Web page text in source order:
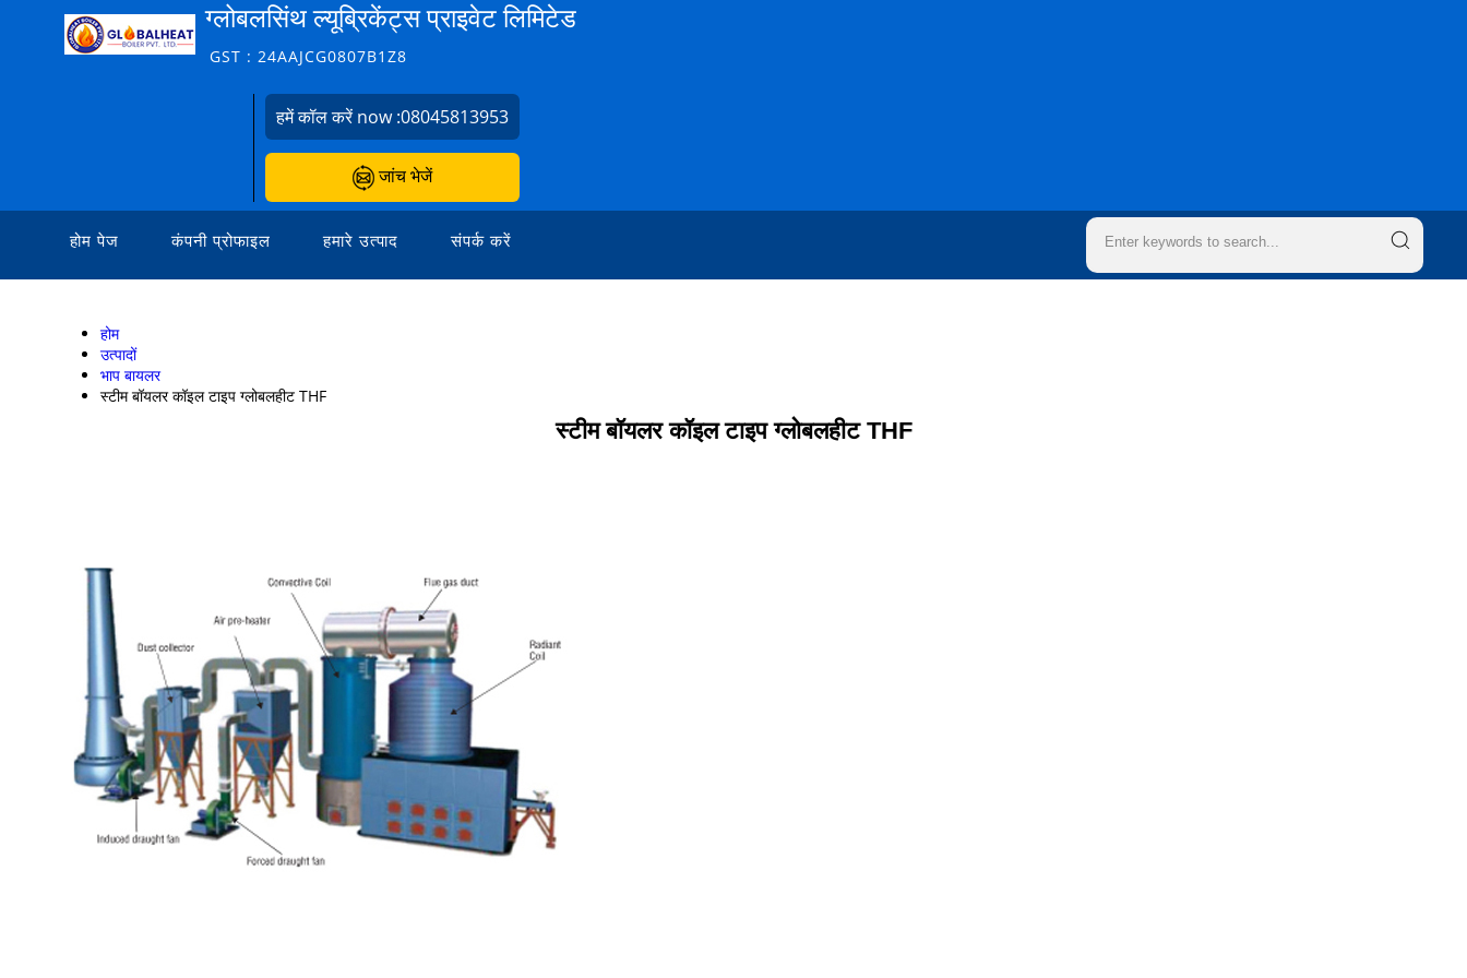
ग्लोबलसिंथ ल्यूब्रिकेंट्स प्राइवेट लिमिटेड
GST : 24AAJCG0807B1Z8
हमें कॉल करें now :08045813953
जांच भेजें
होम पेज कंपनी प्रोफाइल हमारे उत्पाद संपर्क करें
होम
उत्पादों
भाप बायलर
स्टीम बॉयलर कॉइल टाइप ग्लोबलहीट THF
स्टीम बॉयलर कॉइल टाइप ग्लोबलहीट THF